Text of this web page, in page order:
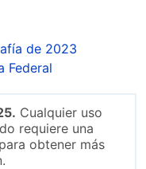
de 2023
Federal
Cualquier uso
requiere una
obtener más